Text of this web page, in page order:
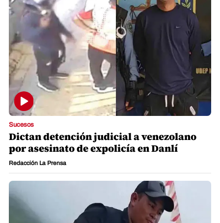
Sucesos
Dictan detención judicial a venezolano
por asesinato de expolicía en Danlí
Redacción La Prensa